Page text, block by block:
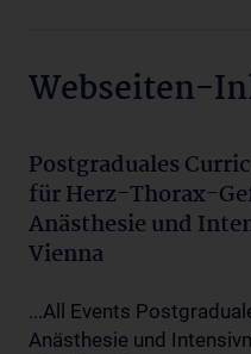
Webseiten-
Postgraduales
für Herz-Thorax-
Anästhesie und
Vienna
...All Events
Anästhesie und